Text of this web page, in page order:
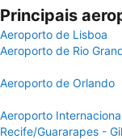
Principais
Aeroporto de Lisboa
Aeroporto de Rio
Aeroporto de Orlando
Aeroporto
Recife/Guararapes -